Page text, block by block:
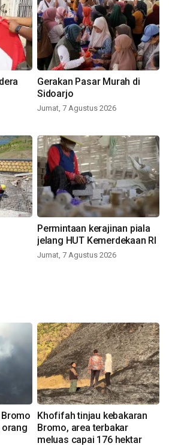
Gerakan Pasar Murah di
Sidoarjo
Jumat, 7 Agustus 2026
Permintaan kerajinan piala
jelang HUT Kemerdekaan RI
Jumat, 7 Agustus 2026
orang
Khofifah tinjau kebakaran
Bromo, area terbakar
meluas capai 176 hektar